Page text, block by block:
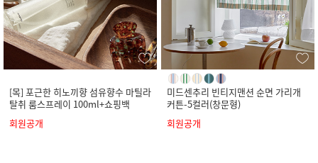
[목] 포근한 히노끼향 섬유향수 마틸라
탈취 룸스프레이 100ml+쇼핑백
회원공개
미드센추리 빈티지맨션 순면 가리개
커튼-5컬러(창문형)
회원공개